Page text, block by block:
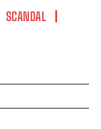
SCANDAL